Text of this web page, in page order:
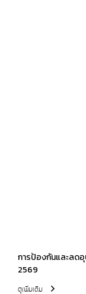
การป้องกันและลด
2569
ดูเพิ่มเติม